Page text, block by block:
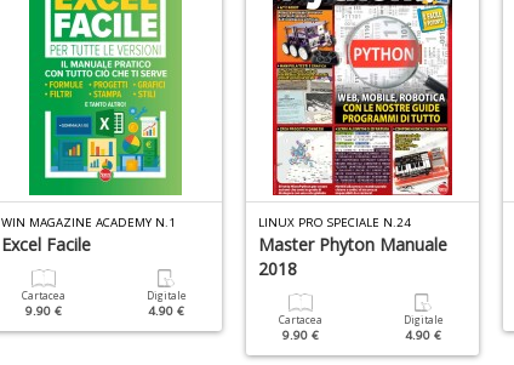
WIN MAGAZINE ACADEMY N.1
Excel Facile
Cartacea
9.90 €
Digitale
4.90 €
LINUX PRO SPECIALE N.24
Master Phyton Manuale
2018
Cartacea
9.90 €
Digitale
4.90 €